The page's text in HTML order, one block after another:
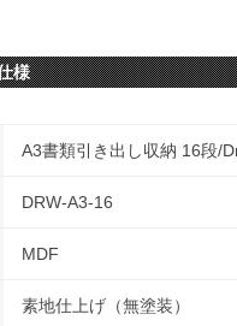
様
A3書類引き出し収納 16段/
DRW-A3-16
MDF
素地仕上げ（無塗装）